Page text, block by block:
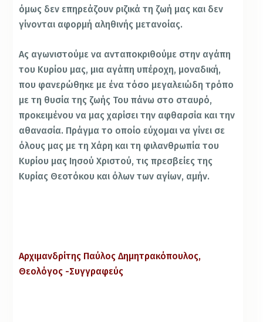
όμως δεν επηρεάζουν ριζικά τη ζωή μας και δεν
γίνονται αφορμή αληθινής μετανοίας.
Ας αγωνιστούμε να ανταποκριθούμε στην αγάπη
του Κυρίου μας, μια αγάπη υπέροχη, μοναδική,
που φανερώθηκε με ένα τόσο μεγαλειώδη τρόπο
με τη θυσία της ζωής Του πάνω στο σταυρό,
προκειμένου να μας χαρίσει την αφθαρσία και την
αθανασία. Πράγμα το οποίο εύχομαι να γίνει σε
όλους μας με τη Χάρη και τη φιλανθρωπία του
Κυρίου μας Ιησού Χριστού, τις πρεσβείες της
Κυρίας Θεοτόκου και όλων των αγίων, αμήν.
Αρχιμανδρίτης Παύλος Δημητρακόπουλος,
Θεολόγος -Συγγραφεύς